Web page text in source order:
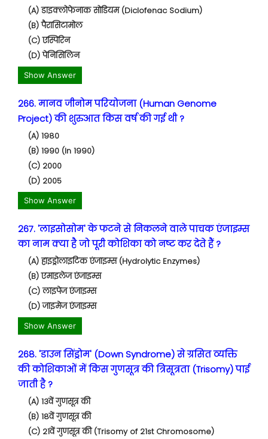
(A) डाइक्लोफेनाक सोडियम (Diclofenac Sodium)
(B) पैरासिटामोल
(C) एस्पिरिन
(D) पेनिसिलिन
Show Answer
266. मानव जीनोम परियोजना (Human Genome
Project) की शुरुआत किस वर्ष की गई थी ?
(A) 1980
(B) 1990 (In 1990)
(C) 2000
(D) 2005
Show Answer
267. 'लाइसोसोम' के फटने से निकलने वाले पाचक एंजाइम्स
का नाम क्या है जो पूरी कोशिका को नष्ट कर देते हैं ?
(A) हाइड्रोलाइटिक एंजाइम्स (Hydrolytic Enzymes)
(B) एमाइलेज एंजाइम्स
(C) लाइपेज एंजाइम्स
(D) जाइमेज एंजाइम्स
Show Answer
268. 'डाउन सिंड्रोम' (Down Syndrome) से ग्रसित व्यक्ति
की कोशिकाओं में किस गुणसूत्र की त्रिसूत्रता (Trisomy) पाई
जाती है ?
(A) 13वें गुणसूत्र की
(B) 18वें गुणसूत्र की
(C) 21वें गुणसूत्र की (Trisomy of 21st Chromosome)